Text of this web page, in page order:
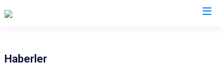
Haberler